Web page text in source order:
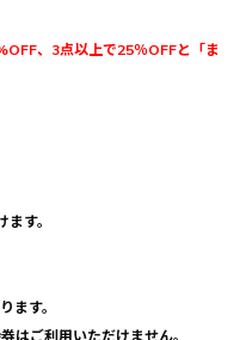
、3点以上で25％OFFと「ま
す。
ます。
はご利用いただけません。